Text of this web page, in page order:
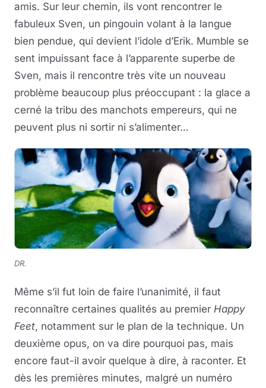
amis. Sur leur chemin, ils vont rencontrer le
fabuleux Sven, un pingouin volant à la langue
bien pendue, qui devient l’idole d’Erik. Mumble se
sent impuissant face à l’apparente superbe de
Sven, mais il rencontre très vite un nouveau
problème beaucoup plus préoccupant : la glace a
cerné la tribu des manchots empereurs, qui ne
peuvent plus ni sortir ni s’alimenter…
DR.
Même s’il fut loin de faire l’unanimité, il faut
reconnaître certaines qualités au premier Happy
Feet, notamment sur le plan de la technique. Un
deuxième opus, on va dire pourquoi pas, mais
encore faut-il avoir quelque à dire, à raconter. Et
dès les premières minutes, malgré un numéro